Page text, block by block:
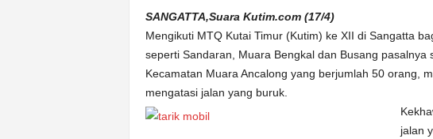
SANGATTA,Suara Kutim.com (17/4)
Mengikuti MTQ Kutai Timur (Kutim) ke XII di Sangatta
seperti Sandaran, Muara Bengkal dan Busang
Kecamatan Muara Ancalong yang berjumlah 50 orang,
mengatasi jalan yang buruk.
jalan